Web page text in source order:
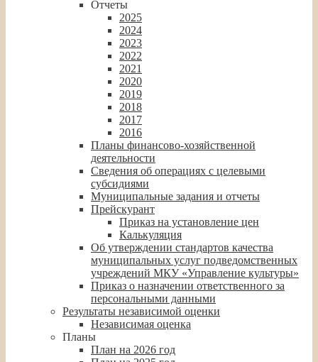
Отчеты
2025
2024
2023
2022
2021
2020
2019
2018
2017
2016
Планы финансово-хозяйственной
деятельности
Сведения об операциях с целевыми
субсидиями
Муниципальные задания и отчеты
Прейскурант
Приказ на установление цен
Калькуляция
Об утверждении стандартов качества
муниципальных услуг подведомственных
учреждений МКУ «Управление культуры»
Приказ о назначении ответственного за
персональными данными
Результаты независимой оценки
Независимая оценка
Планы
План на 2026 год